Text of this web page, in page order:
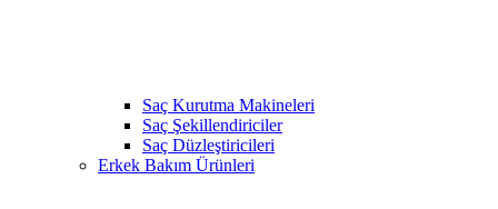
Saç Kurutma Makineleri
Saç Şekillendiriciler
Saç Düzleştiricileri
Erkek Bakım Ürünleri